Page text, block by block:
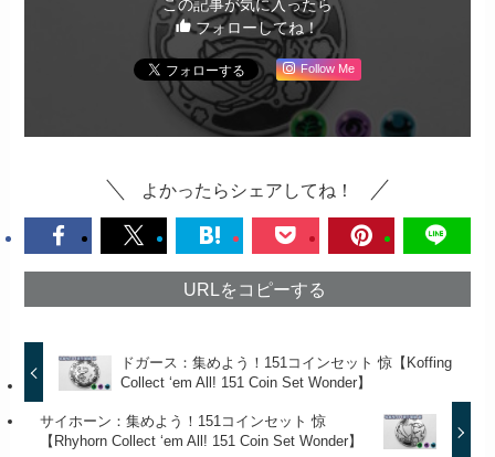
この記事が気に入ったら
フォローしてね！
Follow Me
よかったらシェアしてね！
URLをコピーする
ドガース：集めよう！151コインセット 惊【Koffing
Collect ‘em All! 151 Coin Set Wonder】
サイホーン：集めよう！151コインセット 惊
【Rhyhorn Collect ‘em All! 151 Coin Set Wonder】